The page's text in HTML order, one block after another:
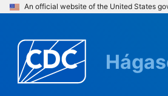
An official website of the United States